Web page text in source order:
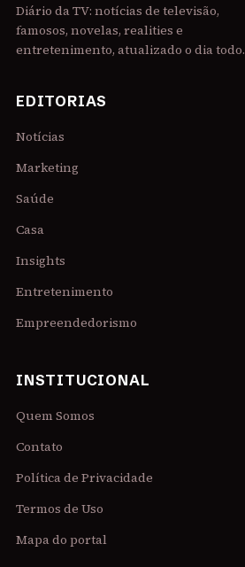
Diário da TV: notícias de televisão,
famosos, novelas, realities e
entretenimento, atualizado o dia todo.
EDITORIAS
Notícias
Marketing
Saúde
Casa
Insights
Entretenimento
Empreendedorismo
INSTITUCIONAL
Quem Somos
Contato
Política de Privacidade
Termos de Uso
Mapa do portal